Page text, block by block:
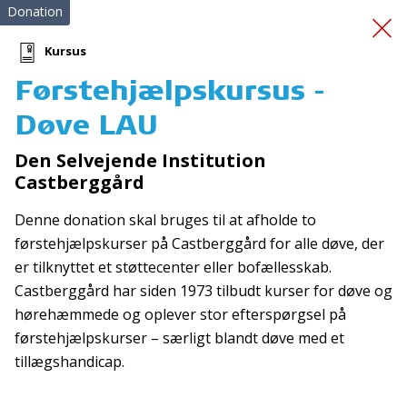
Førstehjælpskursus
Døve LAU
Donation
Kursus
Førstehjælpskursus -
Døve LAU
Den Selvejende Institution
Castberggård
Denne donation skal bruges til at afholde to
førstehjælpskurser på Castberggård for alle døve, der
er tilknyttet et støttecenter eller bofællesskab.
Castberggård har siden 1973 tilbudt kurser for døve og
hørehæmmede og oplever stor efterspørgsel på
førstehjælpskurser – særligt blandt døve med et
tillægshandicap.
Tilmeld nyhedsbrev
De seneste nyheder om TrygFondens og TryghedsGruppens
aktiviteter direkte i din indbakke.